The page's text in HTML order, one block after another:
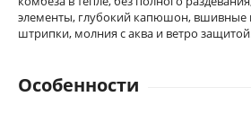
элементы, глубокий капюшон, вшивные
штрипки, молния с аква и ветро
Особенности